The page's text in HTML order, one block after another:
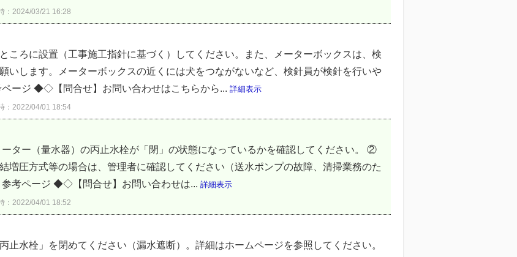
：2024/03/21 16:28
ころに設置（工事施工指針に基づく）してください。また、メーターボックスは、検
いします。メーターボックスの近くには犬をつながないなど、検針員が検針を行いや
ージ ◆◇【問合せ】お問い合わせはこちらから... 詳細表示
：2022/04/01 18:54
ター（量水器）の丙止水栓が「閉」の状態になっているかを確認してください。 ②
増圧方式等の場合は、管理者に確認してください（送水ポンプの故障、清掃業務のた
考ページ ◆◇【問合せ】お問い合わせは... 詳細表示
：2022/04/01 18:52
止水栓」を閉めてください（漏水遮断）。詳細はホームページを参照してください。